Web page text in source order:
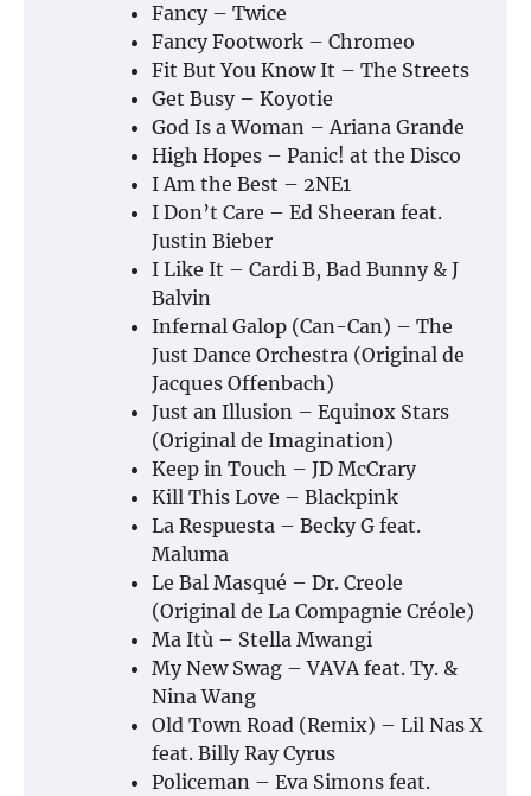
Fancy – Twice
Fancy Footwork – Chromeo
Fit But You Know It – The Streets
Get Busy – Koyotie
God Is a Woman – Ariana Grande
High Hopes – Panic! at the Disco
I Am the Best – 2NE1
I Don’t Care – Ed Sheeran feat.
Justin Bieber
I Like It – Cardi B, Bad Bunny & J
Balvin
Infernal Galop (Can-Can) – The
Just Dance Orchestra (Original de
Jacques Offenbach)
Just an Illusion – Equinox Stars
(Original de Imagination)
Keep in Touch – JD McCrary
Kill This Love – Blackpink
La Respuesta – Becky G feat.
Maluma
Le Bal Masqué – Dr. Creole
(Original de La Compagnie Créole)
Ma Itù – Stella Mwangi
My New Swag – VAVA feat. Ty. &
Nina Wang
Old Town Road (Remix) – Lil Nas X
feat. Billy Ray Cyrus
Policeman – Eva Simons feat.